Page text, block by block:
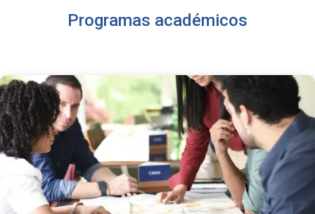
Programas académicos